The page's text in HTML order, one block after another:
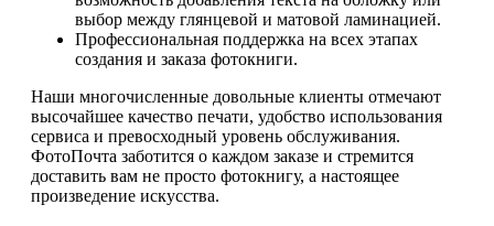
выбор между глянцевой и матовой ламинацией.
Профессиональная поддержка на всех этапах
создания и заказа фотокниги.
Наши многочисленные довольные клиенты отмечают
высочайшее качество печати, удобство использования
сервиса и превосходный уровень обслуживания.
ФотоПочта заботится о каждом заказе и стремится
доставить вам не просто фотокнигу, а настоящее
произведение искусства.